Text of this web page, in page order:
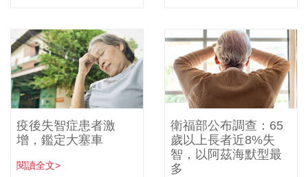
疫後失智症患者激
增，鑑定大塞車
閱讀全文>
衛福部公布調查：65
歲以上長者近8%失
智，以阿茲海默型最
多